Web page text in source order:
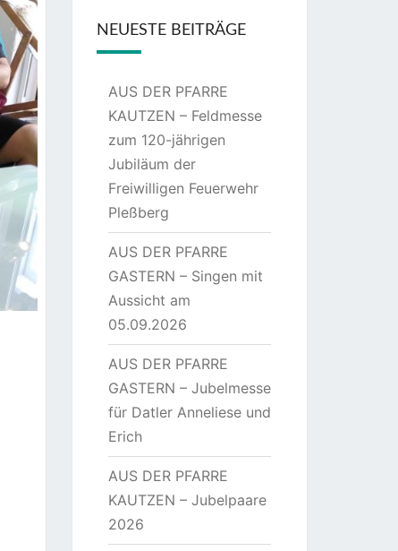
NEUESTE BEITRÄGE
AUS DER PFARRE
KAUTZEN – Feldmesse
zum 120-jährigen
Jubiläum der
Freiwilligen Feuerwehr
Pleßberg
AUS DER PFARRE
GASTERN – Singen mit
Aussicht am
05.09.2026
AUS DER PFARRE
GASTERN – Jubelmesse
für Datler Anneliese und
Erich
AUS DER PFARRE
KAUTZEN – Jubelpaare
2026